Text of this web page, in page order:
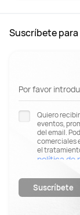
Suscríbete
Por favor
Quiero
eventos,
del email.
comerciales
el
política de
Suscríbete